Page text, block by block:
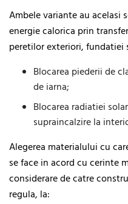
Ambele variante au acelasi
energie calorica prin
peretilor exteriori, fundatiei
Blocarea piederii de
de iarna;
Blocarea radiatiei
supraincalzire la
Alegerea materialului cu
se face in acord cu cerinte
considerare de catre
regula, la: